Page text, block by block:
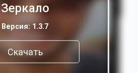
Зеркало
Версия: 1.3.7
Скачать